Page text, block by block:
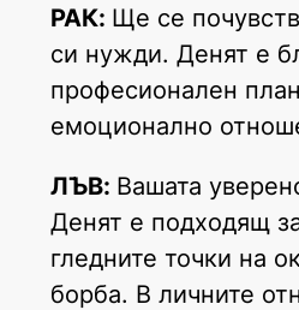
РАК: Ще се
си нужди. Денят е
професионален
емоционално
ЛЪВ: Вашата
Денят е подходящ
гледните точки на
борба. В личните